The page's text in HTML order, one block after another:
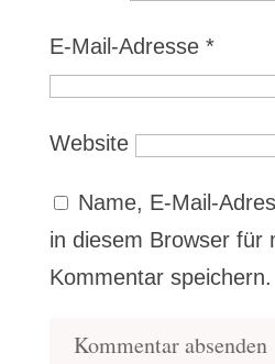
E-Mail-Adresse *
Website
Name, E-Mail-
in diesem Browser für
Kommentar speichern.